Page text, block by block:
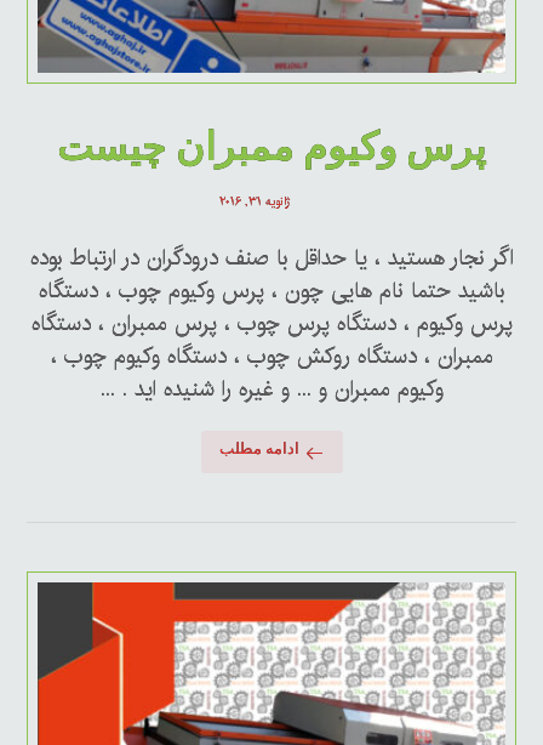
پرس وکیوم ممبران چیست
ژانویه ۳۱, ۲۰۱۶
اگر نجار هستید ، یا حداقل با صنف درودگران در ارتباط بوده
باشید حتما نام هایی چون ، پرس وکیوم چوب ، دستگاه
پرس وکیوم ، دستگاه پرس چوب ، پرس ممبران ، دستگاه
ممبران ، دستگاه روکش چوب ، دستگاه وکیوم چوب ،
وکیوم ممبران و ... و غیره را شنیده اید . ...
ادامه مطلب